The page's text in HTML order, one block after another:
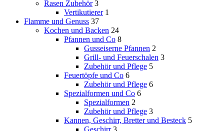
Rasen Zubehör 3
Vertikutierer 1
Flamme und Genuss 37
Kochen und Backen 24
Pfannen und Co 8
Gusseiserne Pfannen 2
Grill- und Feuerschalen 3
Zubehör und Pflege 5
Feuertöpfe und Co 6
Zubehör und Pflege 6
Spezialformen und Co 6
Spezialformen 2
Zubehör und Pflege 3
Kannen, Geschirr, Bretter und Besteck 5
Geschirr 3